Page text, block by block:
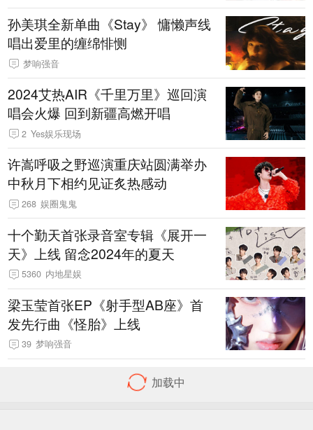
孙美琪全新单曲《Stay》 慵懒声线
唱出爱里的缠绵悱恻
梦响强音
2024艾热AIR《千里万里》巡回演
唱会火爆 回到新疆高燃开唱
2 Yes娱乐现场
许嵩呼吸之野巡演重庆站圆满举办
中秋月下相约见证炙热感动
268 娱圈鬼鬼
十个勤天首张录音室专辑《展开一
天》上线 留念2024年的夏天
5360 内地星娱
梁玉莹首张EP《射手型AB座》首
发先行曲《怪胎》上线
39 梦响强音